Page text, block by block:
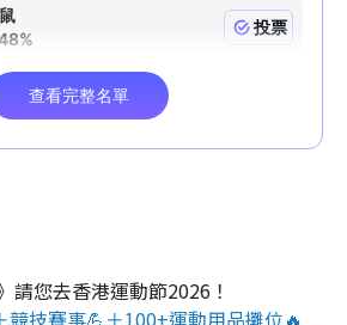
請您去香港運動節2026！
競技賽事💪＋100+運動用品攤位🔥